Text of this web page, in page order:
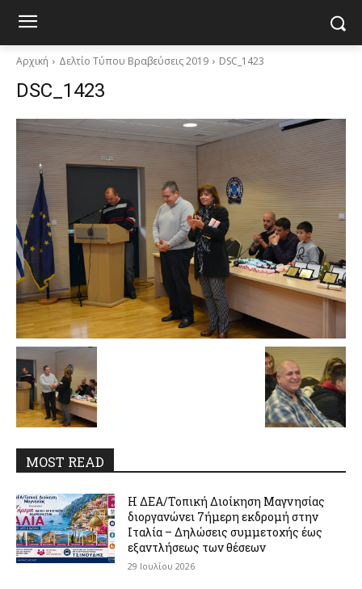
Αρχική Δελτίο Τύπου Βραβεύσεις 2019 DSC_1423
DSC_1423
MOST READ
Η ΔΕΑ/Τοπική Διοίκηση Μαγνησίας
διοργανώνει 7ήμερη εκδρομή στην
Ιταλία – Δηλώσεις συμμετοχής έως
εξαντλήσεως των θέσεων
29 Ιουλίου 2026